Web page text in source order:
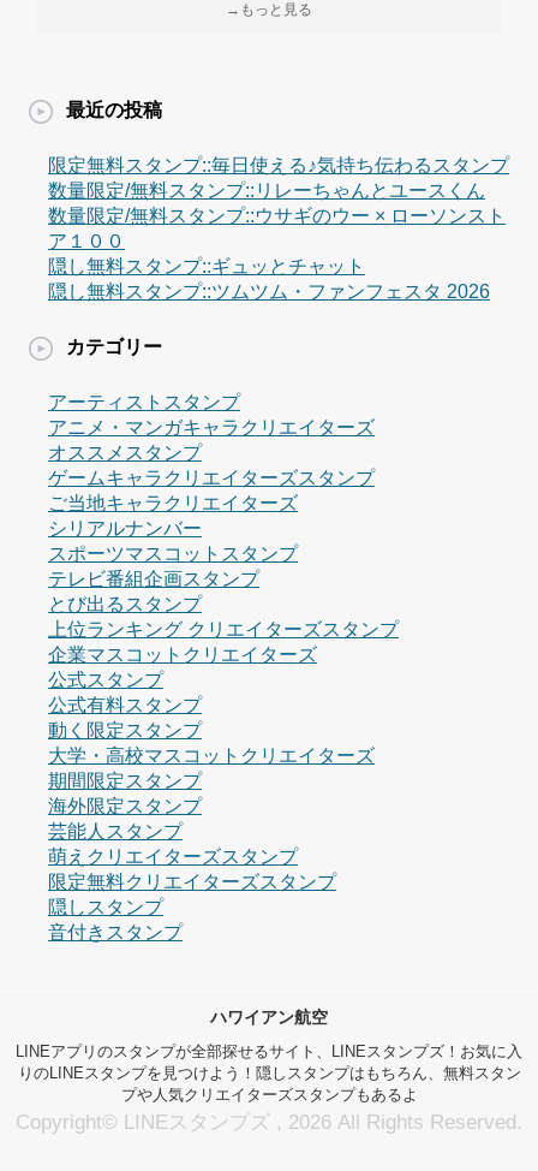
→もっと見る
最近の投稿
限定無料スタンプ::毎日使える♪気持ち伝わるスタンプ
数量限定/無料スタンプ::リレーちゃんとユースくん
数量限定/無料スタンプ::ウサギのウー × ローソンスト
ア１００
隠し無料スタンプ::ギュッとチャット
隠し無料スタンプ::ツムツム・ファンフェスタ 2026
カテゴリー
アーティストスタンプ
アニメ・マンガキャラクリエイターズ
オススメスタンプ
ゲームキャラクリエイターズスタンプ
ご当地キャラクリエイターズ
シリアルナンバー
スポーツマスコットスタンプ
テレビ番組企画スタンプ
とび出るスタンプ
上位ランキング クリエイターズスタンプ
企業マスコットクリエイターズ
公式スタンプ
公式有料スタンプ
動く限定スタンプ
大学・高校マスコットクリエイターズ
期間限定スタンプ
海外限定スタンプ
芸能人スタンプ
萌えクリエイターズスタンプ
限定無料クリエイターズスタンプ
隠しスタンプ
音付きスタンプ
ハワイアン航空
LINEアプリのスタンプが全部探せるサイト、LINEスタンプズ！お気に入
りのLINEスタンプを見つけよう！隠しスタンプはもちろん、無料スタン
プや人気クリエイターズスタンプもあるよ
Copyright© LINEスタンプズ , 2026 All Rights Reserved.